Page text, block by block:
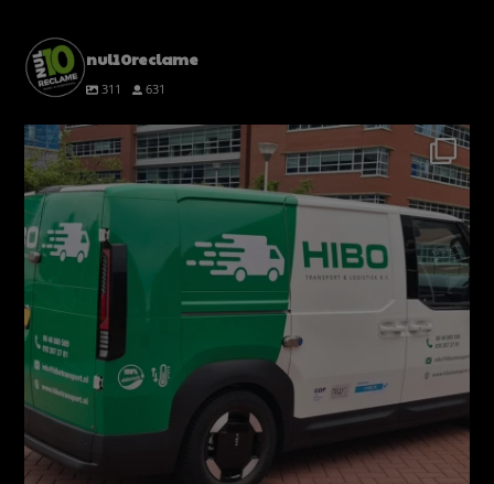
nul10reclame
311 631